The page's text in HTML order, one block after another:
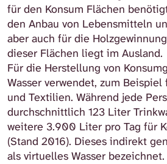
für den Konsum Flächen
den Anbau von Lebensmitteln
aber auch für die
dieser Flächen liegt im Ausland.
Für die Herstellung von
Wasser verwendet, zum
und Textilien. Während jede
durchschnittlich 123 Liter
weitere 3.900 Liter pro Tag für
(Stand 2016). Dieses indirekt
als virtuelles Wasser bezeichnet.